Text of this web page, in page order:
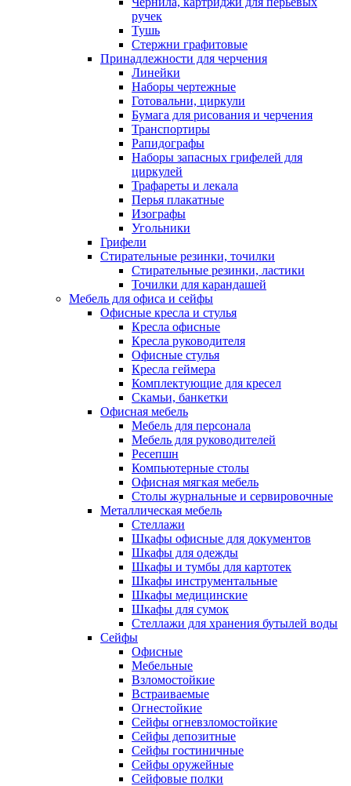
ручек
Тушь
Стержни графитовые
Принадлежности для черчения
Линейки
Наборы чертежные
Готовальни, циркули
Бумага для рисования и черчения
Транспортиры
Рапидографы
Наборы запасных грифелей для
циркулей
Трафареты и лекала
Перья плакатные
Изографы
Угольники
Грифели
Стирательные резинки, точилки
Стирательные резинки, ластики
Точилки для карандашей
Мебель для офиса и сейфы
Офисные кресла и стулья
Кресла офисные
Кресла руководителя
Офисные стулья
Кресла геймера
Комплектующие для кресел
Скамьи, банкетки
Офисная мебель
Мебель для персонала
Мебель для руководителей
Ресепшн
Компьютерные столы
Офисная мягкая мебель
Столы журнальные и сервировочные
Металлическая мебель
Стеллажи
Шкафы офисные для документов
Шкафы для одежды
Шкафы и тумбы для картотек
Шкафы инструментальные
Шкафы медицинские
Шкафы для сумок
Стеллажи для хранения бутылей воды
Сейфы
Офисные
Мебельные
Взломостойкие
Встраиваемые
Огнестойкие
Сейфы огневзломостойкие
Сейфы депозитные
Сейфы гостиничные
Сейфы оружейные
Сейфовые полки